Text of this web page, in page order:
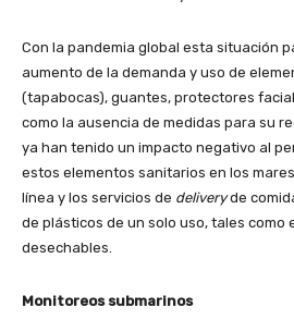
Con la pandemia global esta situación
aumento de la demanda y uso de
(tapabocas), guantes, protectores
como la ausencia de medidas para su
ya han tenido un impacto negativo al
estos elementos sanitarios en los
línea y los servicios de deliveryde
de plásticos de un solo uso, tales como
desechables.
Monitoreos submarinos